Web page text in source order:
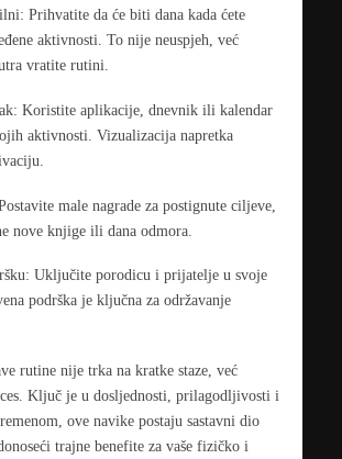
Prihvatite da će biti dana kada ćete
aktivnosti. To nije neuspjeh, već
vratite rutini.
Koristite aplikacije, dnevnik ili kalendar
aktivnosti. Vizualizacija napretka
male nagrade za postignute ciljeve,
nove knjige ili dana odmora.
Uključite porodicu i prijatelje u svoje
podrška je ključna za održavanje
rutine nije trka na kratke staze, već
Ključ je u dosljednosti, prilagodljivosti i
ove navike postaju sastavni dio
trajne benefite za vaše fizičko i